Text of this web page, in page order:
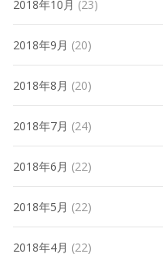
2018年10月 (23)
2018年9月 (20)
2018年8月 (20)
2018年7月 (24)
2018年6月 (22)
2018年5月 (22)
2018年4月 (22)